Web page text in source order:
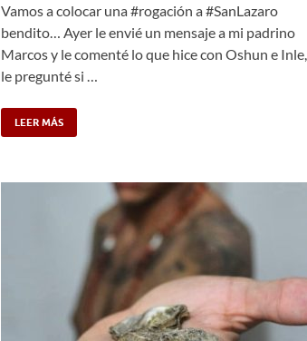
Vamos a colocar una #rogación a #SanLazaro
bendito… Ayer le envié un mensaje a mi padrino
Marcos y le comenté lo que hice con Oshun e Inle,
le pregunté si …
LEER MÁS